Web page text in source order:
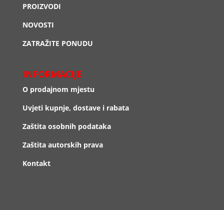
PROIZVODI
NOVOSTI
ZATRAŽITE PONUDU
INFORMACIJE
O prodajnom mjestu
Uvjeti kupnje, dostave i rabata
Zaštita osobnih podataka
Zaštita autorskih prava
Kontakt